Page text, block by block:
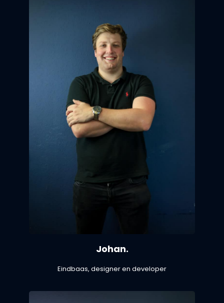
Johan.
Eindbaas, designer en developer